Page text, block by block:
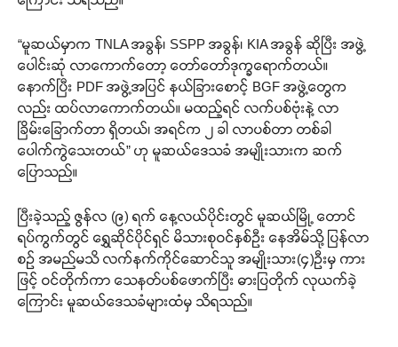
“မူဆယ်မှာက TNLA အခွန်၊ SSPP အခွန်၊ KIA အခွန် ဆိုပြီး အဖွဲ့
ပေါင်းဆုံ လာကောက်တော့ တော်တော်ဒုက္ခရောက်တယ်။
နောက်ပြီး PDF အဖွဲ့အပြင် နယ်ခြားစောင့် BGF အဖွဲ့တွေက
လည်း ထပ်လာကောက်တယ်။ မထည့်ရင် လက်ပစ်ဗုံးနဲ့ လာ
ခြိမ်းခြောက်တာ ရှိတယ်၊ အရင်က ၂ ခါ လာပစ်တာ တစ်ခါ
ပေါက်ကွဲသေးတယ်” ဟု မူဆယ်ဒေသခံ အမျိုးသားက ဆက်
ပြောသည်။
ပြီးခဲ့သည့် ဇွန်လ (၉) ရက် နေ့လယ်ပိုင်းတွင် မူဆယ်မြို့ တောင်
ရပ်ကွက်တွင် ရွှေဆိုင်ပိုင်ရှင် မိသားစုဝင်နှစ်ဦး နေအိမ်သို့ ပြန်လာ
စဉ် အမည်မသိ လက်နက်ကိုင်ဆောင်သူ အမျိုးသား(၄)ဦးမှ ကား
ဖြင့် ဝင်တိုက်ကာ သေနတ်ပစ်ဖောက်ပြီး ဓားပြတိုက် လုယက်ခဲ့
ကြောင်း မူဆယ်ဒေသခံများထံမှ သိရသည်။